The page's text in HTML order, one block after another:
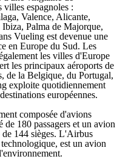
villes espagnoles :
Valence, Alicante,
Palma de Majorque,
Vueling est devenue une
en Europe du Sud. Les
les villes d'Europe
les principaux aéroports de
de la Belgique, du Portugal,
exploite quotidiennement
européennes.
composée d'avions
180 passagers et un avion
144 sièges. L'Airbus
est un avion